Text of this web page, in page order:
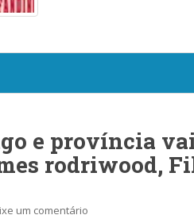
e província
rodriwood,
um comentário